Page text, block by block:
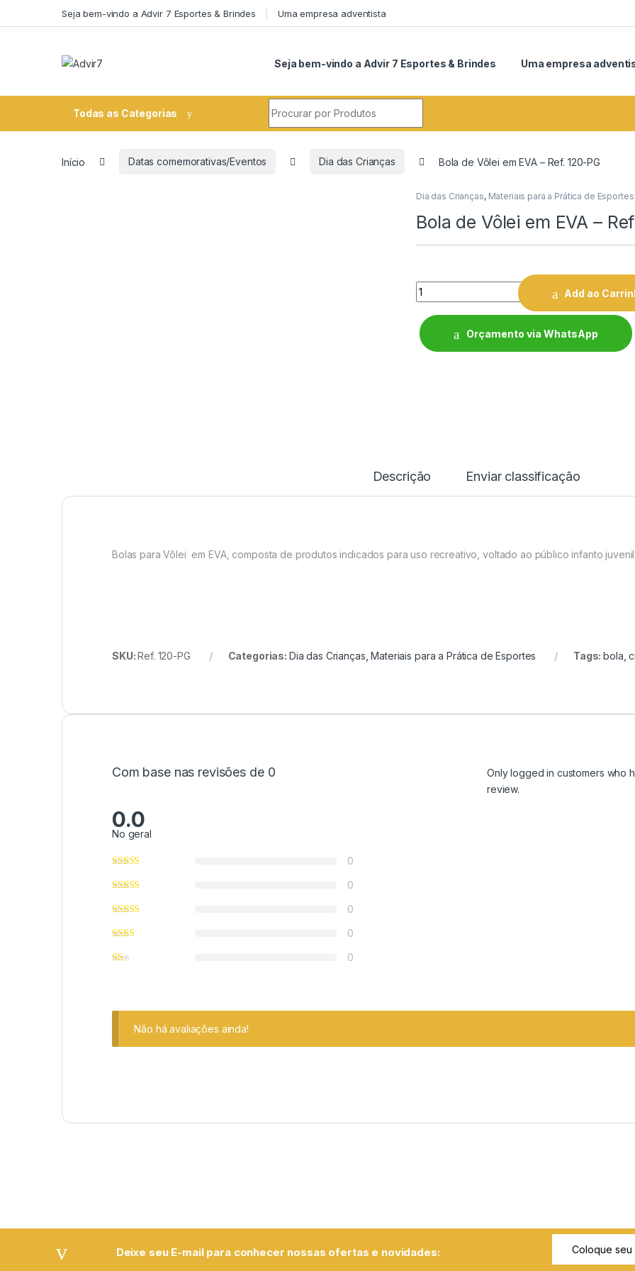
Seja bem-vindo a Advir 7 Esportes & Brindes Uma empresa adventista
Seja bem-vindo a Advir 7 Esportes & Brindes Uma empresa
Todas as Categorias
Início Datas comemorativas/Eventos Dia das Crianças Bola de Vôlei em EVA – Ref. 120-PG
Dia das Crianças, Materiais para a Prática de Esportes
Bola de Vôlei em EVA –
Quantity
Add ao
Orçamento via WhatsApp
Descrição Enviar classificação
Bolas para Vôlei em EVA, composta de produtos indicados para uso recreativo, voltado ao público infanto
SKU:Ref. 120-PG Categorias: Dia das Crianças ,Materiais para a Prática de Esportes Tags:bola ,
Com base nas revisões de 0
0.0
No geral
0
0
0
0
0
Only logged in customers who
review.
Não há avaliações ainda!
Deixe seu E-mail para conhecer nossas ofertas e novidades: